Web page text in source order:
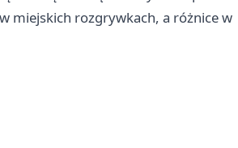
miejskich rozgrywkach, a różnice w